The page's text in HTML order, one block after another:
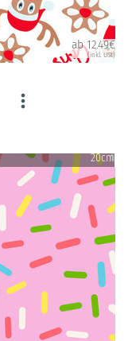
ab 12.49€
(inkl. USt)
20cm